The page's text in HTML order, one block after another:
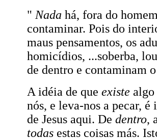
" Nada há, fora do
contaminar. Pois do
maus pensamentos, os
homicídios, ...soberba,
de dentro e contaminam
A idéia de que existe algo
nós, e leva-nos a pecar,
de Jesus aqui. De dentro,
todas estas coisas más.